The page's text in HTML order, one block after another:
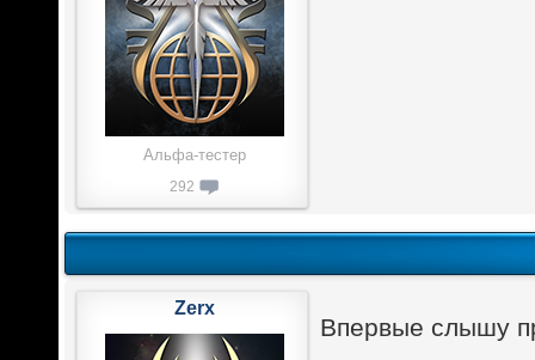
Альфа-тестер
292
Впервые слышу
Zerx